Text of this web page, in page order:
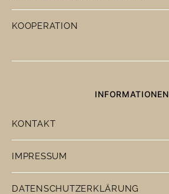
KOOPERATION
INFORMATIONEN
KONTAKT
IMPRESSUM
DATENSCHUTZERKLÄRUNG